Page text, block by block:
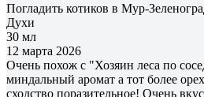
Погладить котиков в Мур-
Духи
30 мл
12 марта 2026
Очень похож с "Хозяин леса по
миндальный аромат а тот более
сходство поразительное! Очень